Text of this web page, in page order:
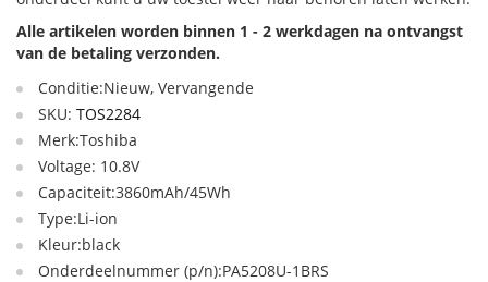
Alle artikelen worden binnen 1 - 2 werkdagen na ontvangst
van de betaling verzonden.
Conditie:Nieuw, Vervangende
SKU: TOS2284
Merk:Toshiba
Voltage: 10.8V
Capaciteit:3860mAh/45Wh
Type:Li-ion
Kleur:black
Onderdeelnummer (p/n):PA5208U-1BRS